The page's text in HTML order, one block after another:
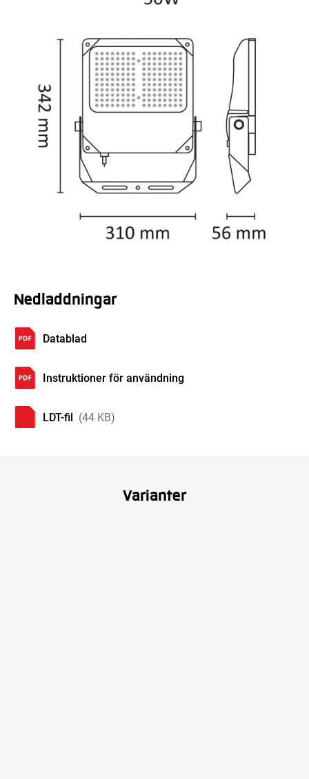
Nedladdningar
Datablad
Instruktioner för användning
LDT-fil (44 KB)
Varianter